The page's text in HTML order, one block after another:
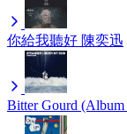
你給我聽好 陳奕迅
Bitter Gourd (Album